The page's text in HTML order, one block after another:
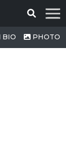
BIO PHOTO